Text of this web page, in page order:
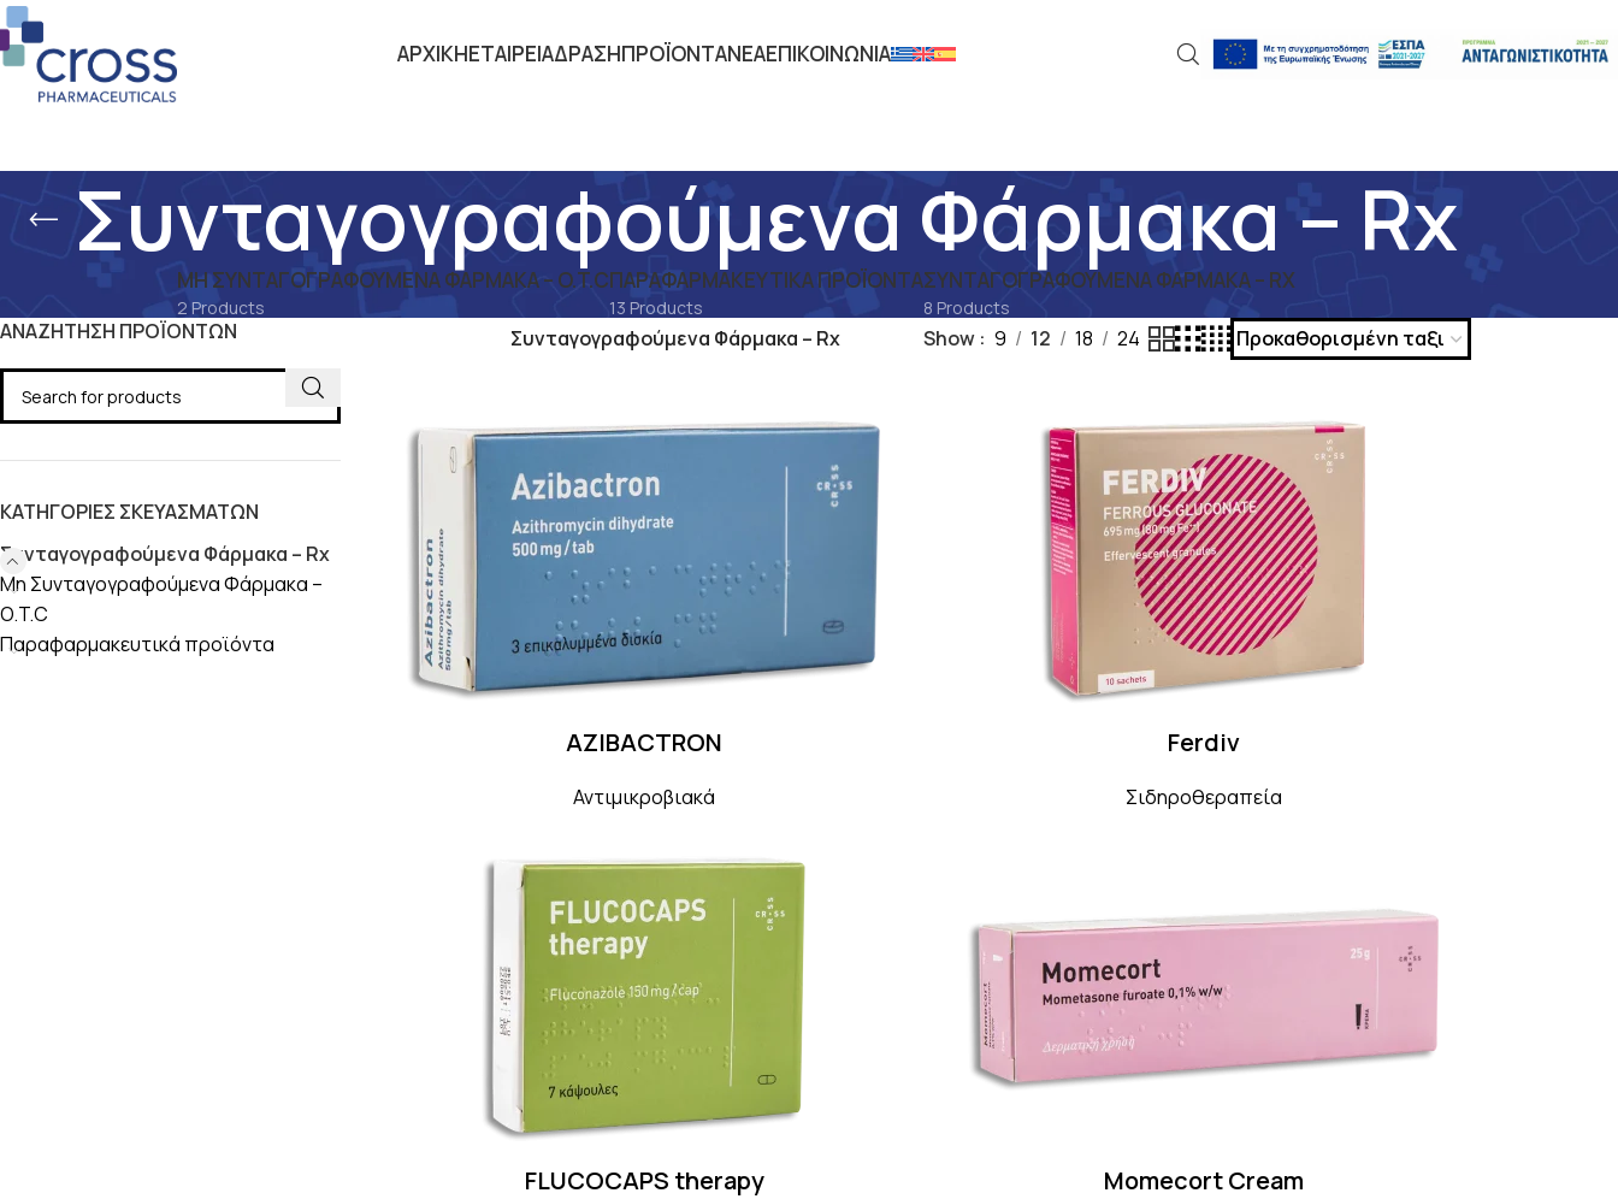
ΑΡΧΙΚΗΕΤΑΙΡΕΙΑΔΡΑΣΗΠΡΟΪΟΝΤΑΝΕΑΕΠΙΚΟΙΝΩΝΙΑ
Συνταγογραφούμενα Φάρμακα – Rx
ΜΗ ΣΥΝΤΑΓΟΓΡΑΦΟΎΜΕΝΑ ΦΆΡΜΑΚΑ – O.T.C
2 Products
ΠΑΡΑΦΑΡΜΑΚΕΥΤΙΚΆ ΠΡΟΪΌΝΤΑ
13 Products
ΣΥΝΤΑΓΟΓΡΑΦΟΎΜΕΝΑ ΦΆΡΜΑΚΑ – RX
8 Products
ΑΝΑΖΗΤΗΣΗ ΠΡΟΪΟΝΤΩΝ
ΚΑΤΗΓΟΡΙΕΣ ΣΚΕΥΑΣΜΑΤΩΝ
Συνταγογραφούμενα Φάρμακα – Rx
Μη Συνταγογραφούμενα Φάρμακα –
O.T.C
Παραφαρμακευτικά προϊόντα
Συνταγογραφούμενα Φάρμακα – Rx Show 9 12 18 24
AZIBACTRON
Αντιμικροβιακά
Ferdiv
Σιδηροθεραπεία
FLUCOCAPS therapy Momecort Cream